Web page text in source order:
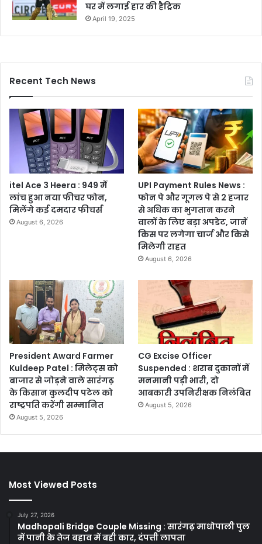
घर में लगाई हार की हैट्रिक
April 19, 2025
Recent Tech News
itel Ace 3 Heera : 949 में
लांच हुआ नया फीचर फोन,
मिलेंगे कई दमदार फीचर्स
August 6, 2026
UPI Payment Rules News :
फोन पे और गूगल पे से 2 हजार
से अधिक का भुगतान करने
वालों के लिए बड़ा अपडेट, जानें
किस पर लगेगा चार्ज और किसे
मिलेगी राहत
August 6, 2026
President Award Farmer
Kuldeep Patel : मिलेट्स को
बाजार से जोड़ने वाले सारंगढ़
के किसान कुलदीप पटेल को
राष्ट्रपति करेंगी सम्मानित
August 5, 2026
CG Excise Officer
Suspended : शराब दुकानों में
मनमानी पड़ी भारी, दो
आबकारी उपनिरीक्षक निलंबित
August 5, 2026
Most Viewed Posts
July 27, 2026
Madhopali Bridge Couple Missing : सारंगढ़ माधोपाली पुल
में पानी के तेज बहाव में बही कार, दंपत्ती लापता